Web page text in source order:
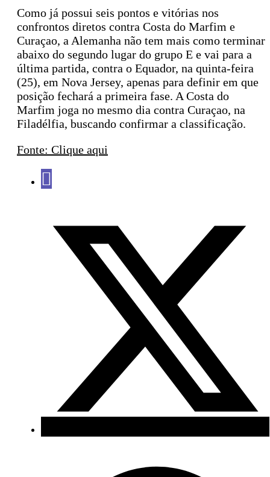
Como já possui seis pontos e vitórias nos
confrontos diretos contra Costa do Marfim e
Curaçao, a Alemanha não tem mais como terminar
abaixo do segundo lugar do grupo E e vai para a
última partida, contra o Equador, na quinta-feira
(25), em Nova Jersey, apenas para definir em que
posição fechará a primeira fase. A Costa do
Marfim joga no mesmo dia contra Curaçao, na
Filadélfia, buscando confirmar a classificação.
Fonte: Clique aqui